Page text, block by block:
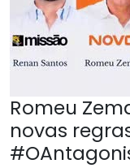
Romeu
novas